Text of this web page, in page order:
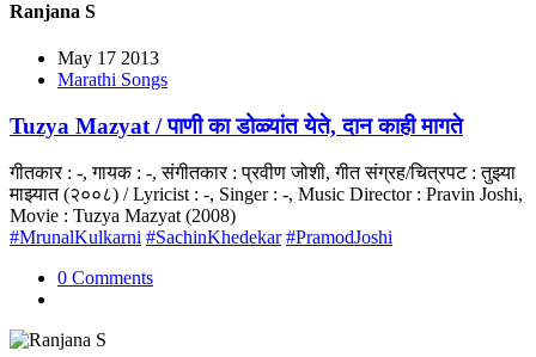
Ranjana S
May 17 2013
Marathi Songs
Tuzya Mazyat / पाणी का डोळ्यांत येते, दान काही मागते
गीतकार : -, गायक : -, संगीतकार : प्रवीण जोशी, गीत संग्रह/चित्रपट : तुझ्या
माझ्यात (२००८) / Lyricist : -, Singer : -, Music Director : Pravin Joshi,
Movie : Tuzya Mazyat (2008)
#MrunalKulkarni #SachinKhedekar #PramodJoshi
0 Comments